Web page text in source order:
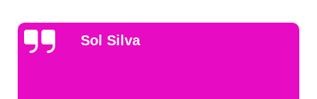
Gsutavo Pinto